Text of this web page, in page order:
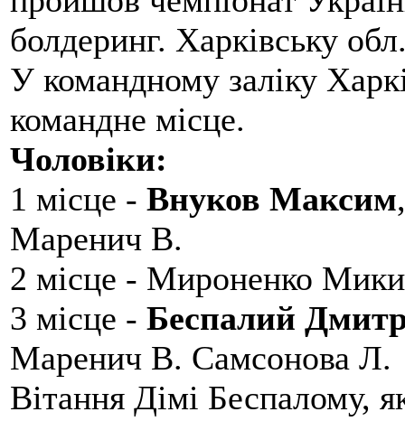
болдеринг. Харківську
У командному заліку
командне місце.
Чоловіки:
1 місце - Внуков Максим
Маренич В.
2 місце - Мироненко
3 місце - Беспалий
Маренич В. Самсонова Л.
Вітання Дімі Беспалому,